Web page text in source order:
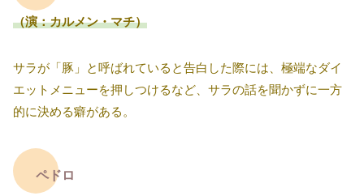
（演：カルメン・マチ）
サラが「豚」と呼ばれていると告白した際には、極端なダイ
エットメニューを押しつけるなど、サラの話を聞かずに一方
的に決める癖がある。
ペドロ